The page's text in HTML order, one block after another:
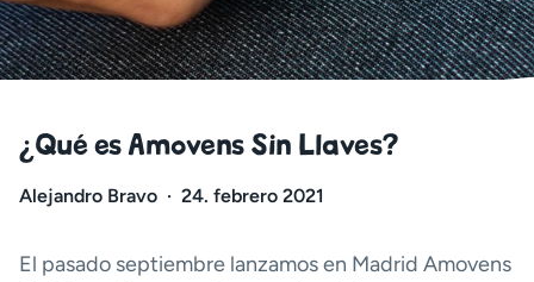
¿Qué es Amovens Sin Llaves?
Alejandro Bravo · 24. febrero 2021
El pasado septiembre lanzamos en Madrid Amovens